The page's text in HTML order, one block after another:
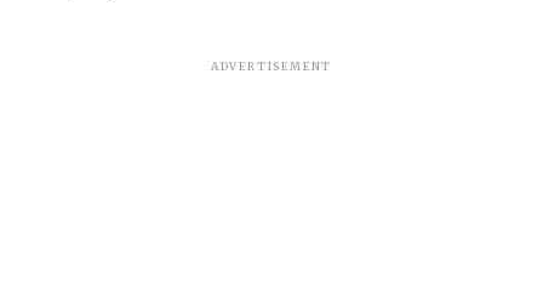
ADVERTISEMENT